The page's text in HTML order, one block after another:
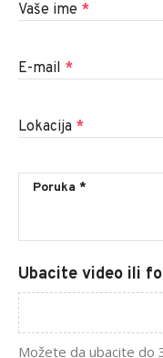
Vaše ime *
E-mail *
Lokacija *
Ubacite video ili
Možete da ubacite do